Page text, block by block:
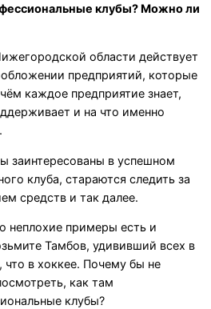
клубы? Можно ли
области действует
предприятий, которые
каждое предприятие знает,
и на что именно
заинтересованы в успешном
клуба, стараются следить за
средств и так далее.
неплохие примеры есть и
Тамбов, удививший всех в
что в хоккее. Почему бы не
как там
клубы?